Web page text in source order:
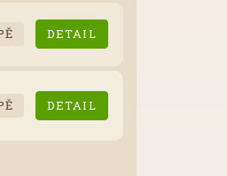
DETAIL
DETAIL